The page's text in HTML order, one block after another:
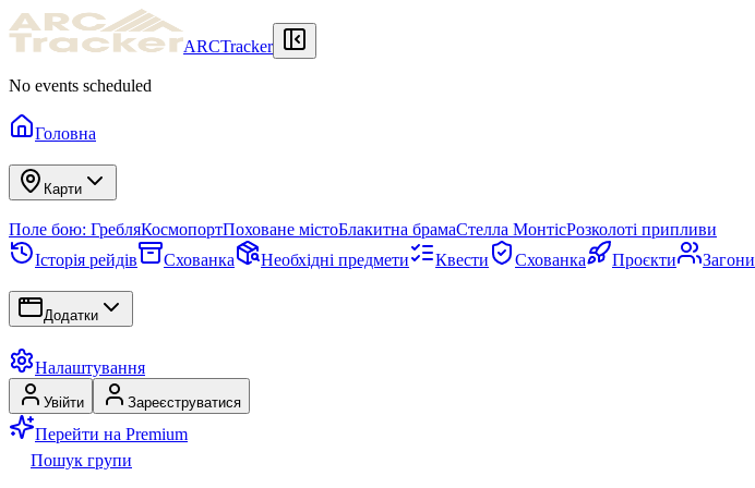
ARCTracker
No events scheduled
Головна
Карти
Поле бою: ГребляКосмопортПоховане містоБлакитна брамаСтелла МонтісРозколоті припливи
Історія рейдів
Схованка Необхідні предмети Квести Схованка Проєкти Загони
Додатки
Налаштування
Увійти Зареєструватися
Перейти на Premium
Пошук групи